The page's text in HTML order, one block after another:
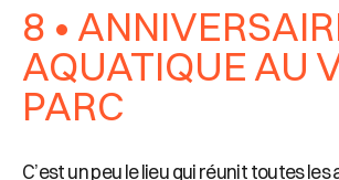
8 •
AQUATIQUE AU
PARC
C’est un peu le lieu qui réunit toutes